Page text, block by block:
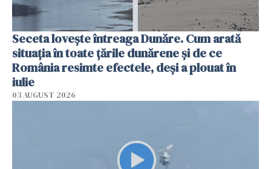
Seceta lovește întreaga Dunăre. Cum arată
situația în toate țările dunărene și de ce
România resimte efectele, deși a plouat în
iulie
03 AUGUST 2026